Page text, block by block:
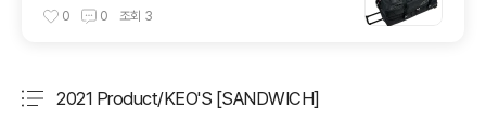
0 0 조회 3
2021 Product/KEO'S [SANDWICH]